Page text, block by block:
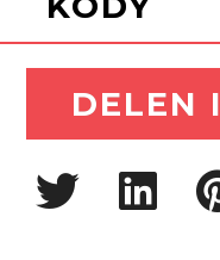
DELEN